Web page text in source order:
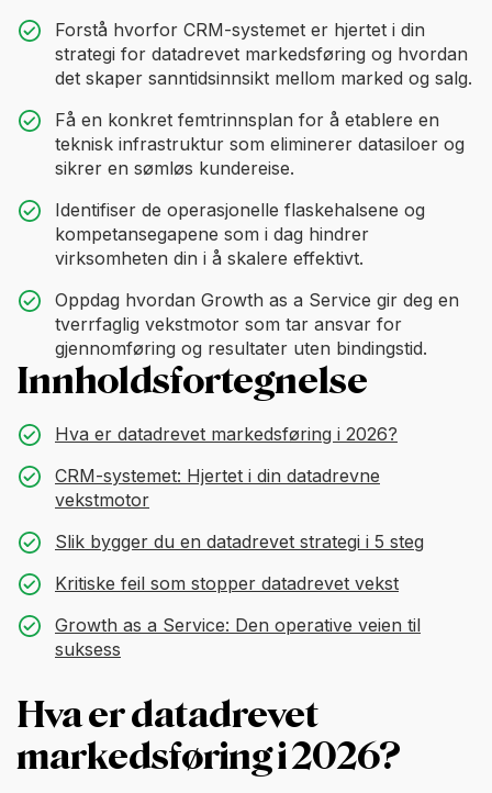
Forstå hvorfor CRM-systemet er hjertet i din
strategi for datadrevet markedsføring og hvordan
det skaper sanntidsinnsikt mellom marked og salg.
Få en konkret femtrinnsplan for å etablere en
teknisk infrastruktur som eliminerer datasiloer og
sikrer en sømløs kundereise.
Identifiser de operasjonelle flaskehalsene og
kompetansegapene som i dag hindrer
virksomheten din i å skalere effektivt.
Oppdag hvordan Growth as a Service gir deg en
tverrfaglig vekstmotor som tar ansvar for
gjennomføring og resultater uten bindingstid.
Innholdsfortegnelse
Hva er datadrevet markedsføring i 2026?
CRM-systemet: Hjertet i din datadrevne
vekstmotor
Slik bygger du en datadrevet strategi i 5 steg
Kritiske feil som stopper datadrevet vekst
Growth as a Service: Den operative veien til
suksess
Hva er datadrevet
markedsføring i 2026?